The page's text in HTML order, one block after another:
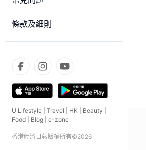
條款及細則
U Lifestyle Travel HK Beauty
Food
Blog e-zone
香港經濟日報版權所有©2026